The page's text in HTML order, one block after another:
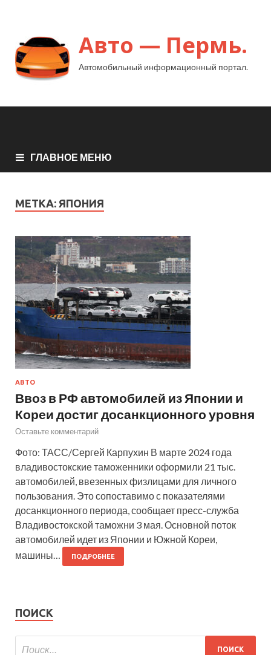
Авто — Пермь.
Автомобильный информационный портал.
ГЛАВНОЕ МЕНЮ
МЕТКА: ЯПОНИЯ
АВТО
Ввоз в РФ автомобилей из Японии и
Кореи достиг досанкционного уровня
Оставьте комментарий
Фото: ТАСС/Сергей Карпухин В марте 2024 года
владивостокские таможенники оформили 21 тыс.
автомобилей, ввезенных физлицами для личного
пользования. Это сопоставимо с показателями
досанкционного периода, сообщает пресс-служба
Владивостокской таможни 3 мая. Основной поток
автомобилей идет из Японии и Южной Кореи,
машины…
ПОДРОБНЕЕ
ПОИСК